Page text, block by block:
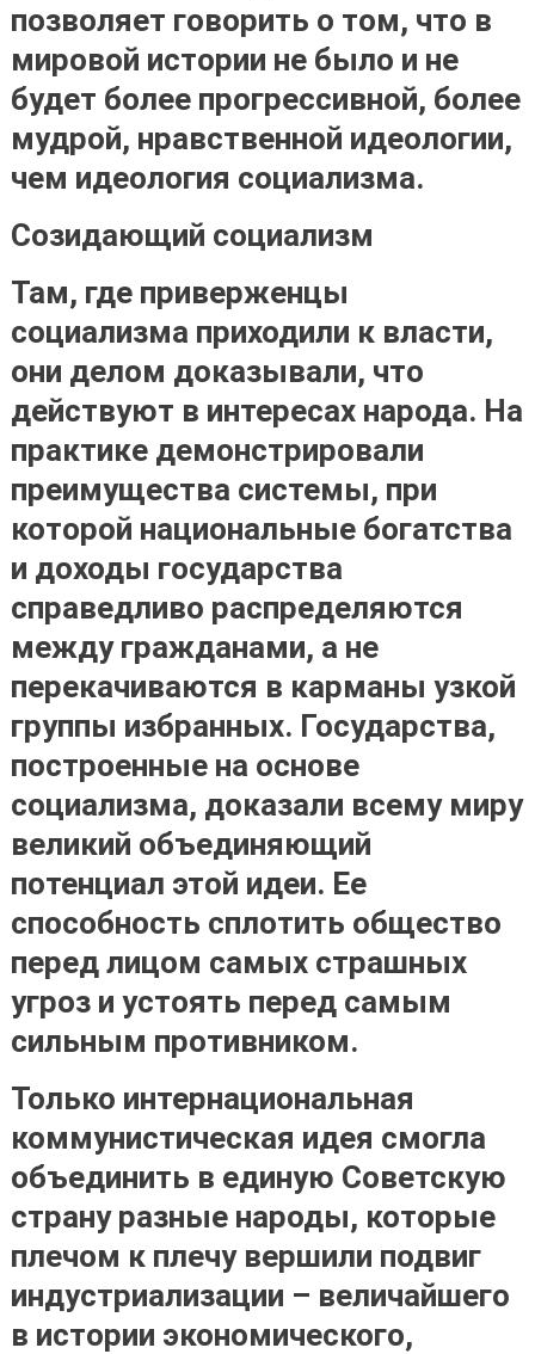
позволяет говорить о том, что в
мировой истории не было и не
будет более прогрессивной, более
мудрой, нравственной идеологии,
чем идеология социализма.
Созидающий социализм
Там, где приверженцы
социализма приходили к власти,
они делом доказывали, что
действуют в интересах народа. На
практике демонстрировали
преимущества системы, при
которой национальные богатства
и доходы государства
справедливо распределяются
между гражданами, а не
перекачиваются в карманы узкой
группы избранных. Государства,
построенные на основе
социализма, доказали всему миру
великий объединяющий
потенциал этой идеи. Ее
способность сплотить общество
перед лицом самых страшных
угроз и устоять перед самым
сильным противником.
Только интернациональная
коммунистическая идея смогла
объединить в единую Советскую
страну разные народы, которые
плечом к плечу вершили подвиг
индустриализации – величайшего
в истории экономического,